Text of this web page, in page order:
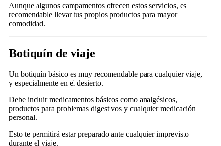
Aunque algunos campamentos ofrecen estos servicios, es
recomendable llevar tus propios productos para mayor
comodidad.
Botiquín de viaje
Un botiquín básico es muy recomendable para cualquier viaje,
y especialmente en el desierto.
Debe incluir medicamentos básicos como analgésicos,
productos para problemas digestivos y cualquier medicación
personal.
Esto te permitirá estar preparado ante cualquier imprevisto
durante el viaje.